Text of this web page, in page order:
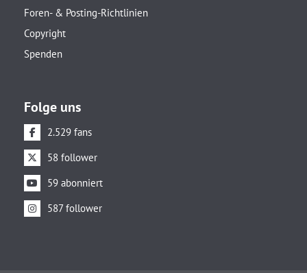
Foren- & Posting-Richtlinien
Copyright
Spenden
Folge uns
2.529 fans
58 follower
59 abonniert
587 follower